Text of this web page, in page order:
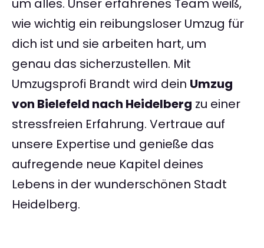
um alles. Unser erfahrenes Team weiß,
wie wichtig ein reibungsloser Umzug für
dich ist und sie arbeiten hart, um
genau das sicherzustellen. Mit
Umzugsprofi Brandt wird dein Umzug
von Bielefeld nach Heidelberg zu einer
stressfreien Erfahrung. Vertraue auf
unsere Expertise und genieße das
aufregende neue Kapitel deines
Lebens in der wunderschönen Stadt
Heidelberg.